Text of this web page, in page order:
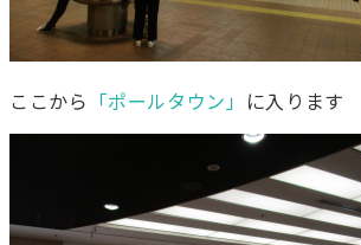
ここから 「ポールタウン」 に入ります